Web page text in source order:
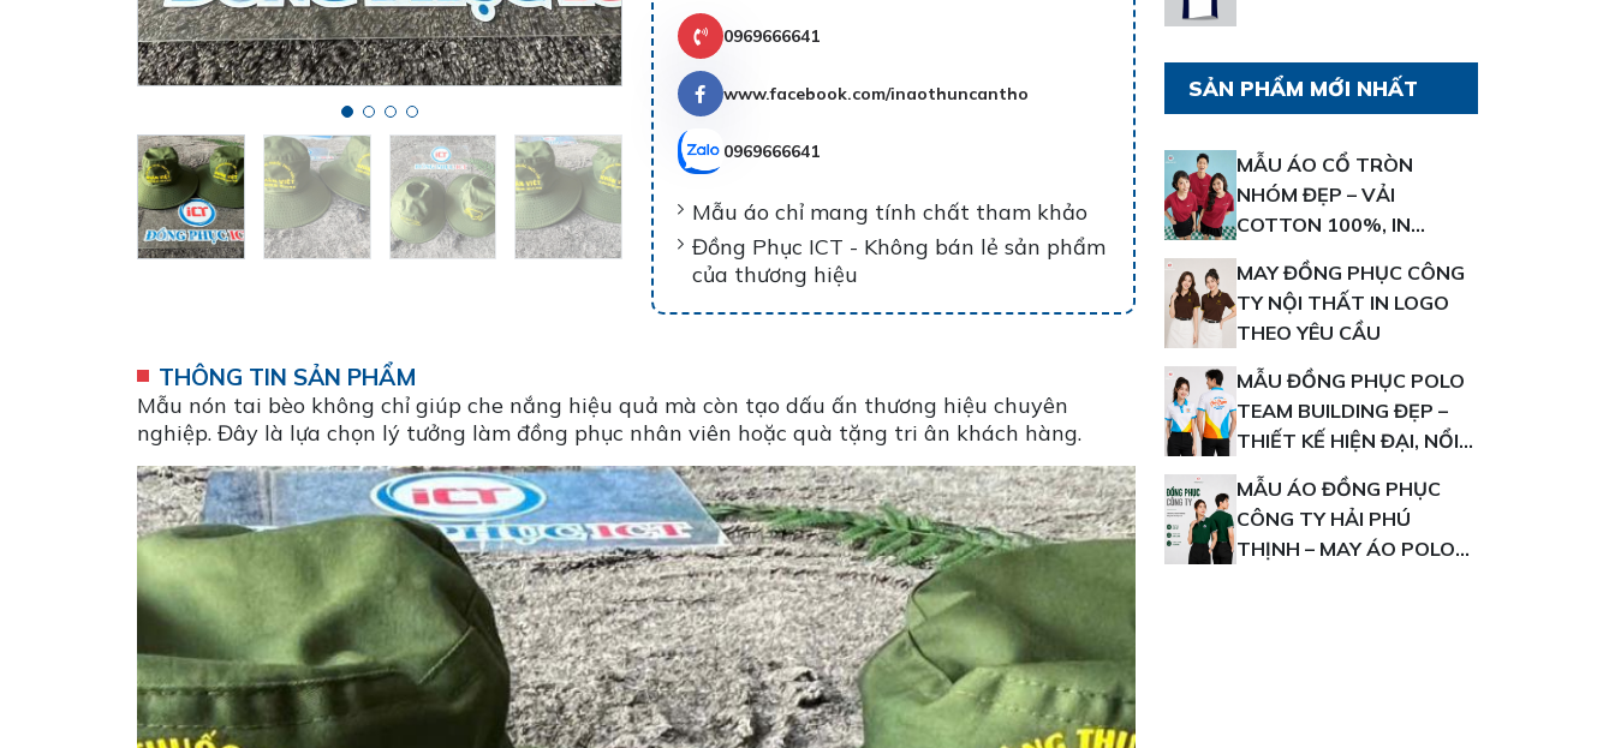
0969666641
www.facebook.com/inaothuncantho
0969666641
Mẫu áo chỉ mang tính chất tham khảo
Đồng Phục ICT - Không bán lẻ sản phẩm
của thương hiệu
THÔNG TIN SẢN PHẨM
Mẫu nón tai bèo không chỉ giúp che nắng hiệu quả mà còn tạo dấu ấn thương hiệu chuyên
nghiệp. Đây là lựa chọn lý tưởng làm đồng phục nhân viên hoặc quà tặng tri ân khách hàng.
SẢN PHẨM MỚI NHẤT
MẪU ÁO CỔ TRÒN
NHÓM ĐẸP – VẢI
COTTON 100%, IN
NHANH THEO YÊU CẦU
MAY ĐỒNG PHỤC CÔNG
TY NỘI THẤT IN LOGO
THEO YÊU CẦU
MẪU ĐỒNG PHỤC POLO
TEAM BUILDING ĐẸP –
THIẾT KẾ HIỆN ĐẠI, NỔI
BẬT THƯƠNG HIỆU
MẪU ÁO ĐỒNG PHỤC
CÔNG TY HẢI PHÚ
THỊNH – MAY ÁO POLO